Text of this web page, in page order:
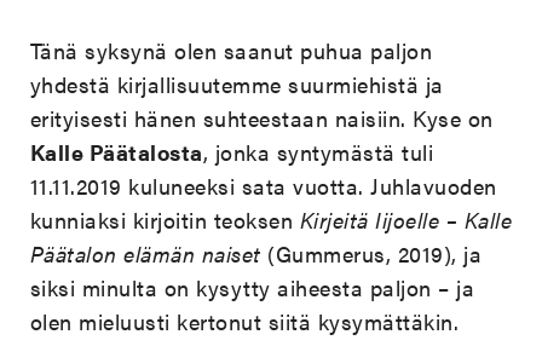
Tänä syksynä olen saanut puhua paljon
yhdestä kirjallisuutemme suurmiehistä ja
erityisesti hänen suhteestaan naisiin. Kyse on
Kalle Päätalosta, jonka syntymästä tuli
11.11.2019 kuluneeksi sata vuotta. Juhlavuoden
kunniaksi kirjoitin teoksen Kirjeitä Iijoelle – Kalle
Päätalon elämän naiset (Gummerus, 2019), ja
siksi minulta on kysytty aiheesta paljon – ja
olen mieluusti kertonut siitä kysymättäkin.